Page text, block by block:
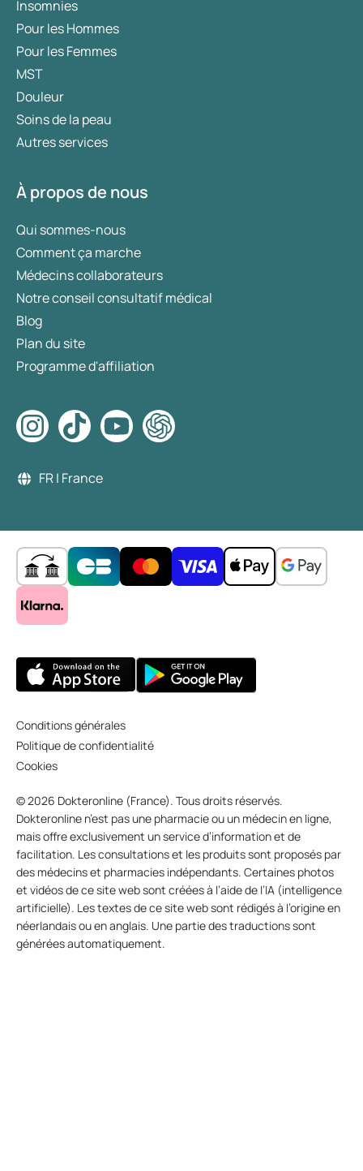
Insomnies
Pour les Hommes
Pour les Femmes
MST
Douleur
Soins de la peau
Autres services
À propos de nous
Qui sommes-nous
Comment ça marche
Médecins collaborateurs
Notre conseil consultatif médical
Blog
Plan du site
Programme d'affiliation
FR | France
Conditions générales
Politique de confidentialité
Cookies
© 2026 Dokteronline (France). Tous droits réservés.
Dokteronline n’est pas une pharmacie ou un médecin en ligne,
mais offre exclusivement un service d’information et de
facilitation. Les consultations et les produits sont proposés par
des médecins et pharmacies indépendants. Certaines photos
et vidéos de ce site web sont créées à l’aide de l’IA (intelligence
artificielle). Les textes de ce site web sont rédigés à l’origine en
néerlandais ou en anglais. Une partie des traductions sont
générées automatiquement.